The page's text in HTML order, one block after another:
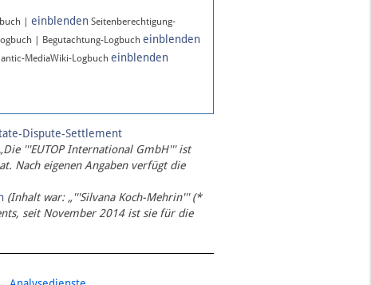
| einblenden Seitenberechtigung-
| Begutachtung-Logbuch einblenden
MediaWiki-Logbuch einblenden
Dispute-Settlement
'''EUTOP International GmbH''' ist
Nach eigenen Angaben verfügt die
(Inhalt war: „'''Silvana Koch-Mehrin''' (*
seit November 2014 ist sie für die